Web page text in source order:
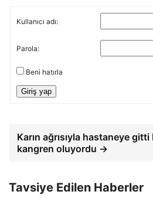
Kullanıcı adı:
Parola:
Beni hatırla
Giriş yap
Karın ağrısıyla hastaneye
kangren oluyordu →
Tavsiye Edilen Haberler